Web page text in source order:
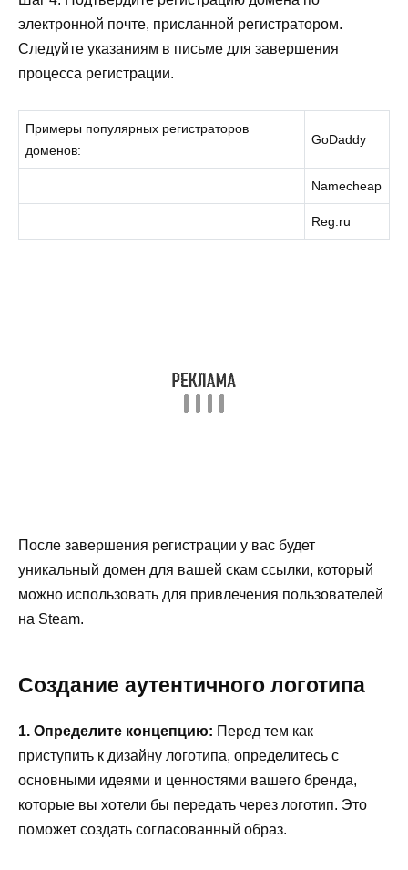
электронной почте, присланной регистратором.
Следуйте указаниям в письме для завершения
процесса регистрации.
Примеры популярных регистраторов
доменов:
GoDaddy
Namecheap
Reg.ru
После завершения регистрации у вас будет
уникальный домен для вашей скам ссылки, который
можно использовать для привлечения пользователей
на Steam.
Создание аутентичного логотипа
1. Определите концепцию: Перед тем как
приступить к дизайну логотипа, определитесь с
основными идеями и ценностями вашего бренда,
которые вы хотели бы передать через логотип. Это
поможет создать согласованный образ.